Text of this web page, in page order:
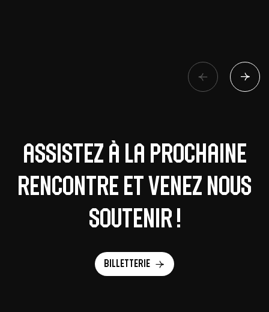
Assistez à la prochaine
rencontre et venez nous
soutenir !
Billetterie